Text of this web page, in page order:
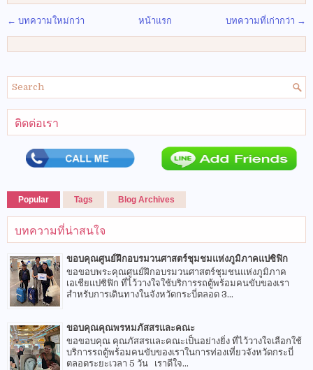
← บทความใหม่กว่า บทความที่เก่ากว่า →
หน้าแรก
ติดต่อเรา
Popular Tags Blog Archives
บทความที่น่าสนใจ
ขอบคุณศูนย์ฝึกอบรมวนศาสตร์ชุมชมแห่งภูมิภาคแปซิฟิก
ขอขอบพระคุณศูนย์ฝึกอบรมวนศาสตร์ชุมชนแห่งภูมิภาค
เอเชียแปซิฟิก ที่ไว้วางใจใช้บริการรถตู้พร้อมคนขับของเรา
สำหรับการเดินทางในจังหวัดกระบี่ตลอด 3...
ขอบคุณคุณพรหมภัสสรและคณะ
ขอขอบคุณ คุณภัสสรและคณะเป็นอย่างยิ่ง ที่ไว้วางใจเลือกใช้
บริการรถตู้พร้อมคนขับของเราในการท่องเที่ยวจังหวัดกระบี่
ตลอดระยะเวลา 5 วัน เราดีใจ...